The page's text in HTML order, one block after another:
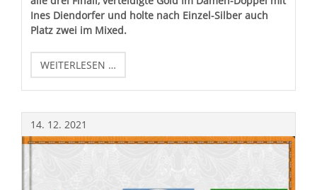
Ines Diendorfer und holte nach Einzel-Silber auch
Platz zwei im Mixed.
WEITERLESEN …
ALLG.
KLASSE
IN
05.
-
14. 12. 2021